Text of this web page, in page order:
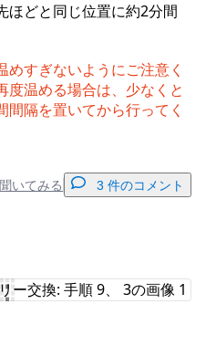
どと同じ位置に約2分間
すぎないようにご注意く
温める場合は、少なくと
間隔を置いてから行ってく
いてみる 3 件のコメント